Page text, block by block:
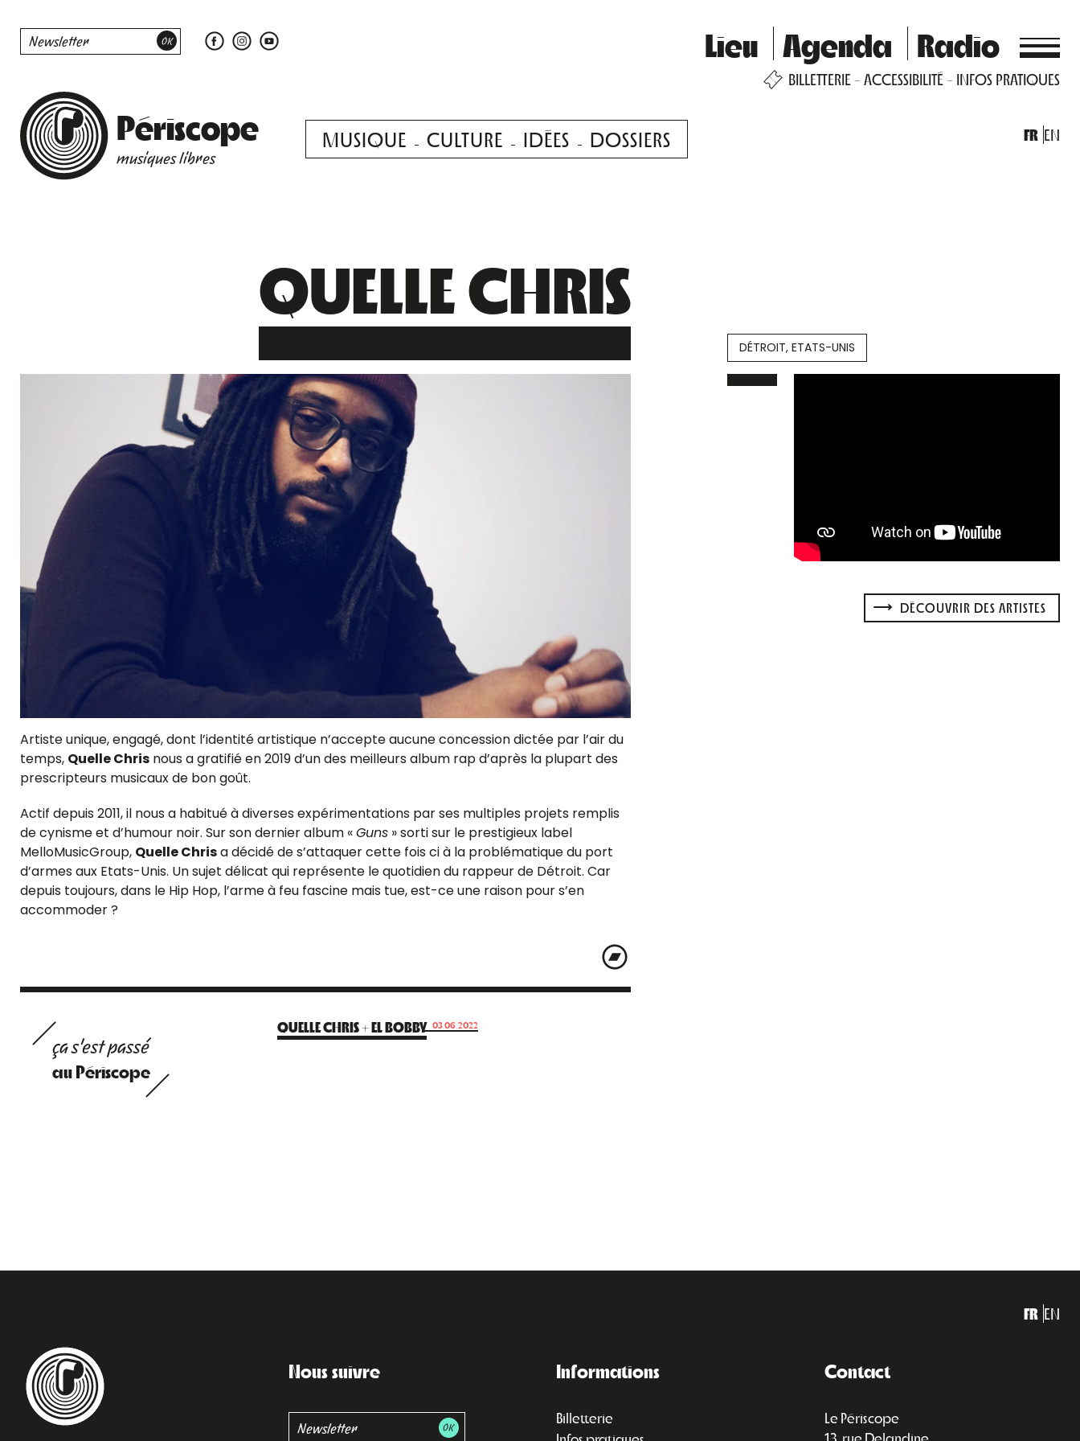
Lieu Agenda Radio
BILLETTERIE ACCESSIBILITÉ INFOS PRATIQUES
Périscope
musiques libres
MUSIQUE CULTURE IDÉES DOSSIERS FR EN
QUELLE CHRIS
DÉTROIT, ETATS-UNIS
Artiste unique, engagé, dont l’identité artistique n’accepte aucune concession dictée par l’air du
temps, Quelle Chris nous a gratifié en 2019 d’un des meilleurs album rap d’après la plupart des
prescripteurs musicaux de bon goût.
Actif depuis 2011, il nous a habitué à diverses expérimentations par ses multiples projets remplis
de cynisme et d’humour noir. Sur son dernier album «Guns » sorti sur le prestigieux label
MelloMusicGroup, Quelle Chrisa décidé de s’attaquer cette fois ci à la problématique du port
d’armes aux Etats-Unis. Un sujet délicat qui représente le quotidien du rappeur de Détroit. Car
depuis toujours, dans le Hip Hop, l’arme à feu fascine mais tue, est-ce une raison pour s’en
accommoder ?
ça s'est passé
au Périscope
QUELLE CHRIS + EL BOBBY 03.06.2022
DÉCOUVRIR DES ARTISTES
FR EN
Nous suivre Informations
Billetterie
Contact
Le Périscope
13, rue Delandine